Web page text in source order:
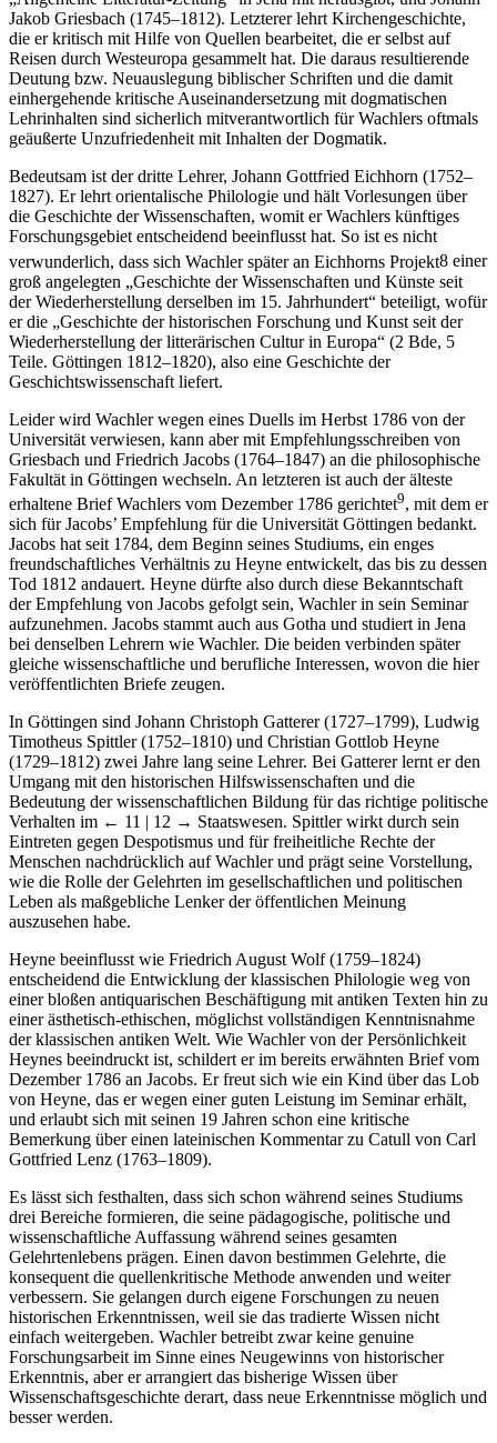
Jakob Griesbach (1745–1812). Letzterer lehrt Kirchengeschichte,
die er kritisch mit Hilfe von Quellen bearbeitet, die er selbst auf
Reisen durch Westeuropa gesammelt hat. Die daraus resultierende
Deutung bzw. Neuauslegung biblischer Schriften und die damit
einhergehende kritische Auseinandersetzung mit dogmatischen
Lehrinhalten sind sicherlich mitverantwortlich für Wachlers oftmals
geäußerte Unzufriedenheit mit Inhalten der Dogmatik.
Bedeutsam ist der dritte Lehrer, Johann Gottfried Eichhorn (1752–
1827). Er lehrt orientalische Philologie und hält Vorlesungen über
die Geschichte der Wissenschaften, womit er Wachlers künftiges
Forschungsgebiet entscheidend beeinflusst hat. So ist es nicht
verwunderlich, dass sich Wachler später an Eichhorns Projekt8 einer
groß angelegten „Geschichte der Wissenschaften und Künste seit
der Wiederherstellung derselben im 15. Jahrhundert“ beteiligt, wofür
er die „Geschichte der historischen Forschung und Kunst seit der
Wiederherstellung der litterärischen Cultur in Europa“ (2 Bde, 5
Teile. Göttingen 1812–1820), also eine Geschichte der
Geschichtswissenschaft liefert.
Leider wird Wachler wegen eines Duells im Herbst 1786 von der
Universität verwiesen, kann aber mit Empfehlungsschreiben von
Griesbach und Friedrich Jacobs (1764–1847) an die philosophische
Fakultät in Göttingen wechseln. An letzteren ist auch der älteste
erhaltene Brief Wachlers vom Dezember 1786 gerichtet9, mit dem er
sich für Jacobs’ Empfehlung für die Universität Göttingen bedankt.
Jacobs hat seit 1784, dem Beginn seines Studiums, ein enges
freundschaftliches Verhältnis zu Heyne entwickelt, das bis zu dessen
Tod 1812 andauert. Heyne dürfte also durch diese Bekanntschaft
der Empfehlung von Jacobs gefolgt sein, Wachler in sein Seminar
aufzunehmen. Jacobs stammt auch aus Gotha und studiert in Jena
bei denselben Lehrern wie Wachler. Die beiden verbinden später
gleiche wissenschaftliche und berufliche Interessen, wovon die hier
veröffentlichten Briefe zeugen.
In Göttingen sind Johann Christoph Gatterer (1727–1799), Ludwig
Timotheus Spittler (1752–1810) und Christian Gottlob Heyne
(1729–1812) zwei Jahre lang seine Lehrer. Bei Gatterer lernt er den
Umgang mit den historischen Hilfswissenschaften und die
Bedeutung der wissenschaftlichen Bildung für das richtige politische
Verhalten im ← 11 | 12 → Staatswesen. Spittler wirkt durch sein
Eintreten gegen Despotismus und für freiheitliche Rechte der
Menschen nachdrücklich auf Wachler und prägt seine Vorstellung,
wie die Rolle der Gelehrten im gesellschaftlichen und politischen
Leben als maßgebliche Lenker der öffentlichen Meinung
auszusehen habe.
Heyne beeinflusst wie Friedrich August Wolf (1759–1824)
entscheidend die Entwicklung der klassischen Philologie weg von
einer bloßen antiquarischen Beschäftigung mit antiken Texten hin zu
einer ästhetisch-ethischen, möglichst vollständigen Kenntnisnahme
der klassischen antiken Welt. Wie Wachler von der Persönlichkeit
Heynes beeindruckt ist, schildert er im bereits erwähnten Brief vom
Dezember 1786 an Jacobs. Er freut sich wie ein Kind über das Lob
von Heyne, das er wegen einer guten Leistung im Seminar erhält,
und erlaubt sich mit seinen 19 Jahren schon eine kritische
Bemerkung über einen lateinischen Kommentar zu Catull von Carl
Gottfried Lenz (1763–1809).
Es lässt sich festhalten, dass sich schon während seines Studiums
drei Bereiche formieren, die seine pädagogische, politische und
wissenschaftliche Auffassung während seines gesamten
Gelehrtenlebens prägen. Einen davon bestimmen Gelehrte, die
konsequent die quellenkritische Methode anwenden und weiter
verbessern. Sie gelangen durch eigene Forschungen zu neuen
historischen Erkenntnissen, weil sie das tradierte Wissen nicht
einfach weitergeben. Wachler betreibt zwar keine genuine
Forschungsarbeit im Sinne eines Neugewinns von historischer
Erkenntnis, aber er arrangiert das bisherige Wissen über
Wissenschaftsgeschichte derart, dass neue Erkenntnisse möglich und
besser werden.